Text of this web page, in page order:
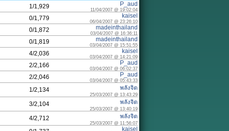
1/1,929 P_aud
11/04/2007 @ 19:02:04
0/1,779 kaisel
06/04/2007 @ 23:26:10
0/1,872 madeinthailand
03/04/2007 @ 16:36:11
0/1,819 madeinthailand
03/04/2007 @ 15:51:55
4/2,036 kaisel
03/04/2007 @ 14:21:09
2/2,166 P_aud
03/04/2007 @ 06:02:37
2/2,046 P_aud
03/04/2007 @ 05:43:33
1/2,134 พลังจิต
25/03/2007 @ 13:43:29
3/2,104 พลังจิต
25/03/2007 @ 13:40:19
4/2,712 พลังจิต
25/03/2007 @ 11:56:07
kaisel